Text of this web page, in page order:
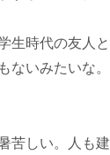
生時代の友人
ないみたいな
苦しい。人も